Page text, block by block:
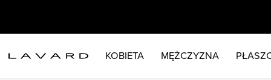
KOBIETA MĘŻCZYZNA